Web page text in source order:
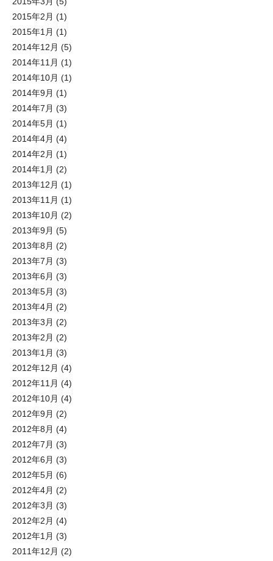
2015年2月 (1)
2015年1月 (1)
2014年12月 (5)
2014年11月 (1)
2014年10月 (1)
2014年9月 (1)
2014年7月 (3)
2014年5月 (1)
2014年4月 (4)
2014年2月 (1)
2014年1月 (2)
2013年12月 (1)
2013年11月 (1)
2013年10月 (2)
2013年9月 (5)
2013年8月 (2)
2013年7月 (3)
2013年6月 (3)
2013年5月 (3)
2013年4月 (2)
2013年3月 (2)
2013年2月 (2)
2013年1月 (3)
2012年12月 (4)
2012年11月 (4)
2012年10月 (4)
2012年9月 (2)
2012年8月 (4)
2012年7月 (3)
2012年6月 (3)
2012年5月 (6)
2012年4月 (2)
2012年3月 (3)
2012年2月 (4)
2012年1月 (3)
2011年12月 (2)